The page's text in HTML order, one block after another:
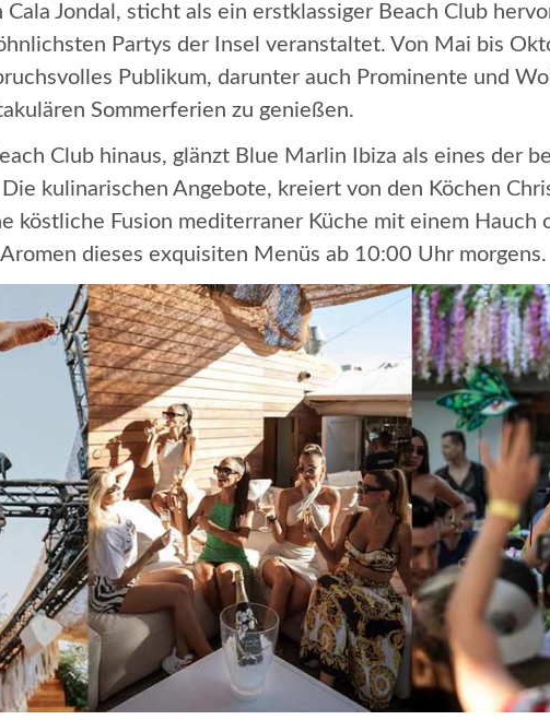
Cala Jondal, sticht als ein erstklassiger Beach Club
Partys der Insel veranstaltet. Von Mai bis
Publikum, darunter auch Prominente und
Sommerferien zu genießen.
Club hinaus, glänzt Blue Marlin Ibiza als eines der
kulinarischen Angebote, kreiert von den Köchen
köstliche Fusion mediterraner Küche mit einem Hauch
dieses exquisiten Menüs ab 10:00 Uhr morgens.